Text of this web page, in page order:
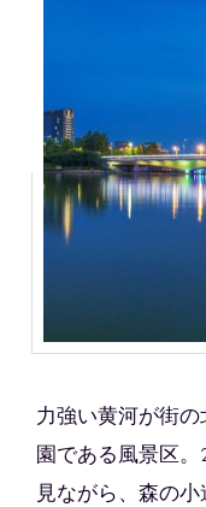
力強い黄河が街
園である風景区
見ながら、森の